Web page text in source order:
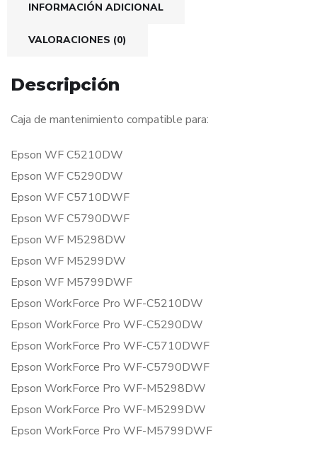
INFORMACIÓN ADICIONAL
VALORACIONES (0)
Descripción
Caja de mantenimiento compatible para:
Epson WF C5210DW
Epson WF C5290DW
Epson WF C5710DWF
Epson WF C5790DWF
Epson WF M5298DW
Epson WF M5299DW
Epson WF M5799DWF
Epson WorkForce Pro WF-C5210DW
Epson WorkForce Pro WF-C5290DW
Epson WorkForce Pro WF-C5710DWF
Epson WorkForce Pro WF-C5790DWF
Epson WorkForce Pro WF-M5298DW
Epson WorkForce Pro WF-M5299DW
Epson WorkForce Pro WF-M5799DWF